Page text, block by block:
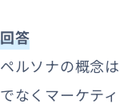
回答
ペルソナの概念
でなくマーケテ